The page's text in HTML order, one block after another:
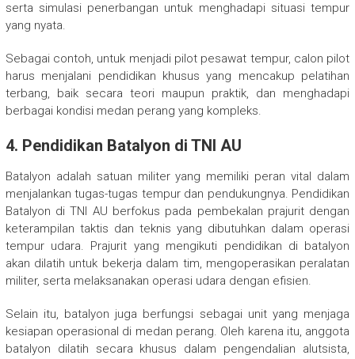
serta simulasi penerbangan untuk menghadapi situasi tempur
yang nyata.
Sebagai contoh, untuk menjadi pilot pesawat tempur, calon pilot
harus menjalani pendidikan khusus yang mencakup pelatihan
terbang, baik secara teori maupun praktik, dan menghadapi
berbagai kondisi medan perang yang kompleks.
4. Pendidikan Batalyon di TNI AU
Batalyon adalah satuan militer yang memiliki peran vital dalam
menjalankan tugas-tugas tempur dan pendukungnya. Pendidikan
Batalyon di TNI AU berfokus pada pembekalan prajurit dengan
keterampilan taktis dan teknis yang dibutuhkan dalam operasi
tempur udara. Prajurit yang mengikuti pendidikan di batalyon
akan dilatih untuk bekerja dalam tim, mengoperasikan peralatan
militer, serta melaksanakan operasi udara dengan efisien.
Selain itu, batalyon juga berfungsi sebagai unit yang menjaga
kesiapan operasional di medan perang. Oleh karena itu, anggota
batalyon dilatih secara khusus dalam pengendalian alutsista,